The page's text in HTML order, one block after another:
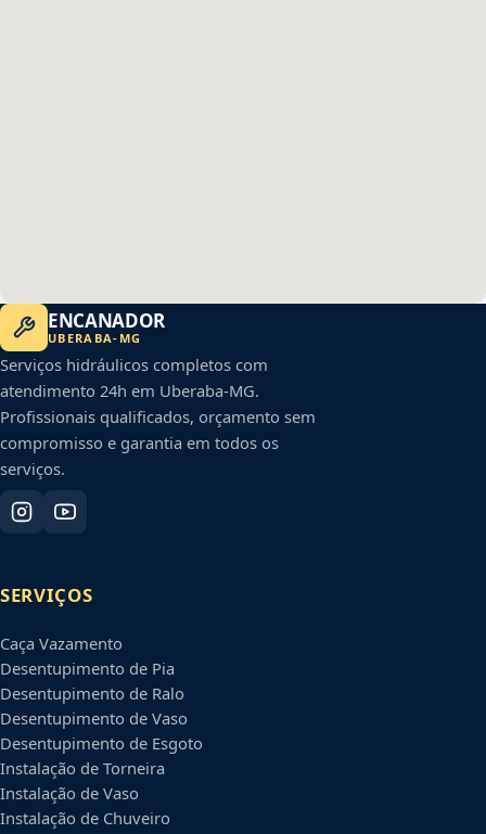
ENCANADOR
UBERABA- MG
Serviços hidráulicos completos com
atendimento 24h em Uberaba-MG.
Profissionais qualificados, orçamento sem
compromisso e garantia em todos os
serviços.
SERVIÇOS
Caça Vazamento
Desentupimento de Pia
Desentupimento de Ralo
Desentupimento de Vaso
Desentupimento de Esgoto
Instalação de Torneira
Instalação de Vaso
Instalação de Chuveiro